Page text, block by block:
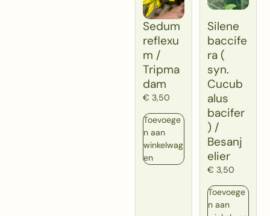
Sedum
reflexu
m /
Tripma
dam
€ 3,50
Toevoege
n aan
winkelwag
en
Silene
baccife
ra (
syn.
Cucub
alus
bacifer
) /
Besanj
elier
€ 3,50
Toevoege
n aan